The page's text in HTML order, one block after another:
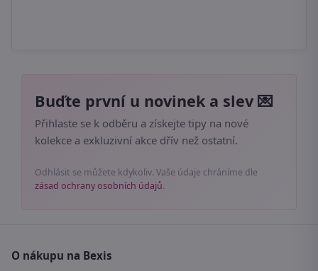
Buďte první u novinek a slev 💌
Přihlaste se k odběru a získejte tipy na nové
kolekce a exkluzivní akce dřív než ostatní.
Odhlásit se můžete kdykoliv. Vaše údaje chráníme dle
zásad ochrany osobních údajů.
O nákupu na Bexis